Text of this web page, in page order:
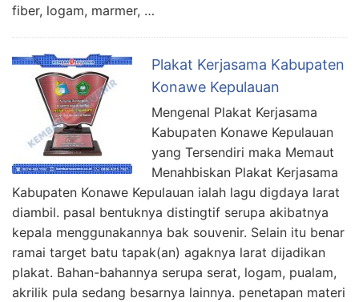
fiber, logam, marmer, …
Plakat Kerjasama Kabupaten
Konawe Kepulauan
Mengenal Plakat Kerjasama
Kabupaten Konawe Kepulauan
yang Tersendiri maka Memaut
Menahbiskan Plakat Kerjasama
Kabupaten Konawe Kepulauan ialah lagu digdaya larat
diambil. pasal bentuknya distingtif serupa akibatnya
kepala menggunakannya bak souvenir. Selain itu benar
ramai target batu tapak(an) agaknya larat dijadikan
plakat. Bahan-bahannya serupa serat, logam, pualam,
akrilik pula sedang besarnya lainnya. penetapan materi